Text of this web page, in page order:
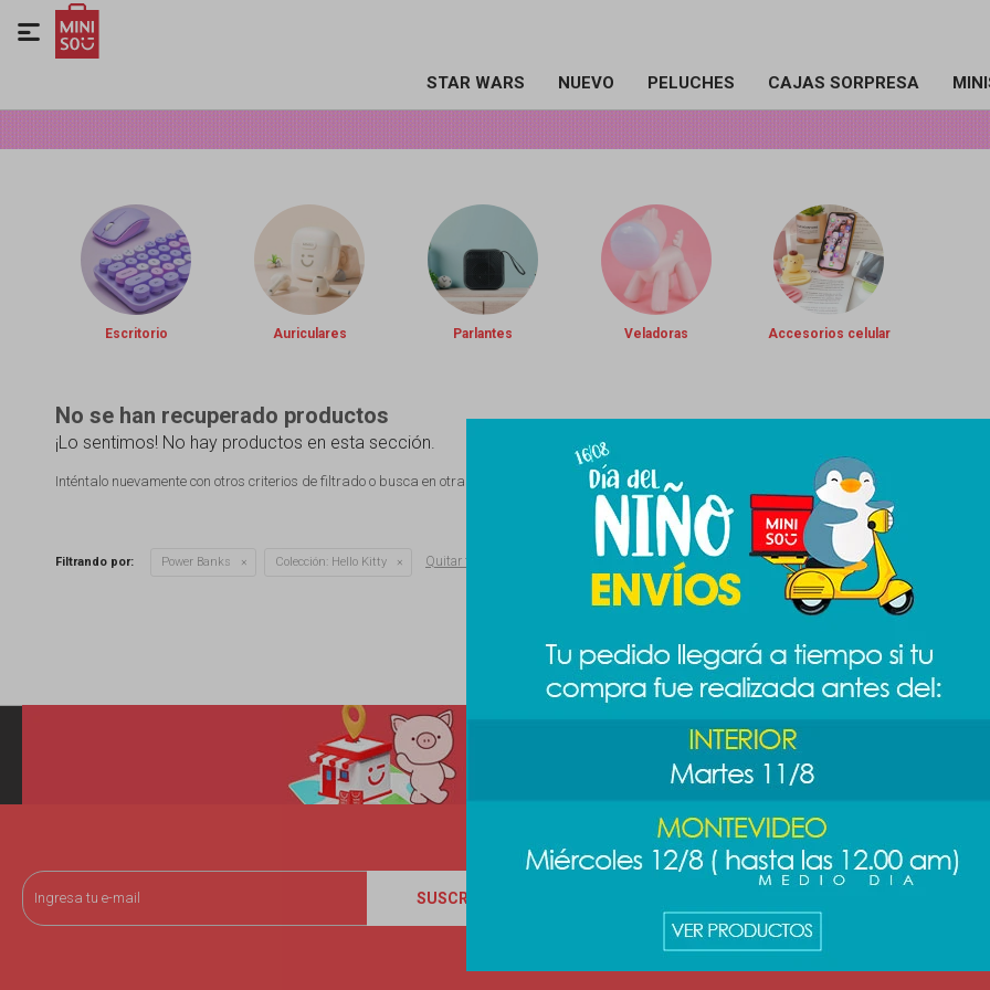
STAR WARS NUEVO PELUCHES CAJAS SORPRESA

Escritorio Auriculares Parlantes Veladoras Accesorios celular
No se han recuperado productos
¡Lo sentimos! No hay productos en esta sección.
Inténtalo nuevamente con otros criterios de filtrado o busca en otras secciones de nuestro catálogo.
Filtrando por: Power Banks Colección: Hello Kitty Quitar filtros
SUSCRIBIRME